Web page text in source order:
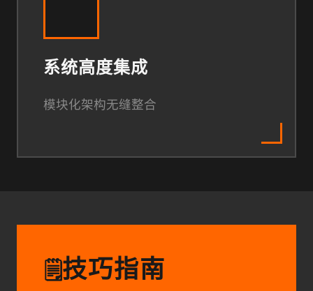
系统高度集成
模块化架构无缝整合
🗒️技巧指南